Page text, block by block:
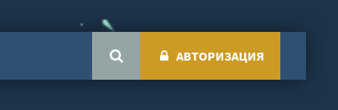
АВТОРИЗАЦИЯ